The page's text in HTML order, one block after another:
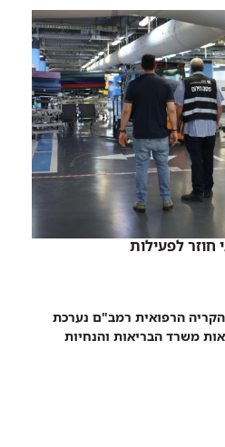
לפעילות
הרפואית רמב"ם נערכת
משרד הבריאות והנחיות